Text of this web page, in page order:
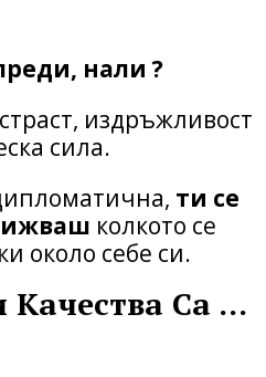
нали ?
издръжливост
сила.
ти се
колкото се
около себе си.
Качества Са …